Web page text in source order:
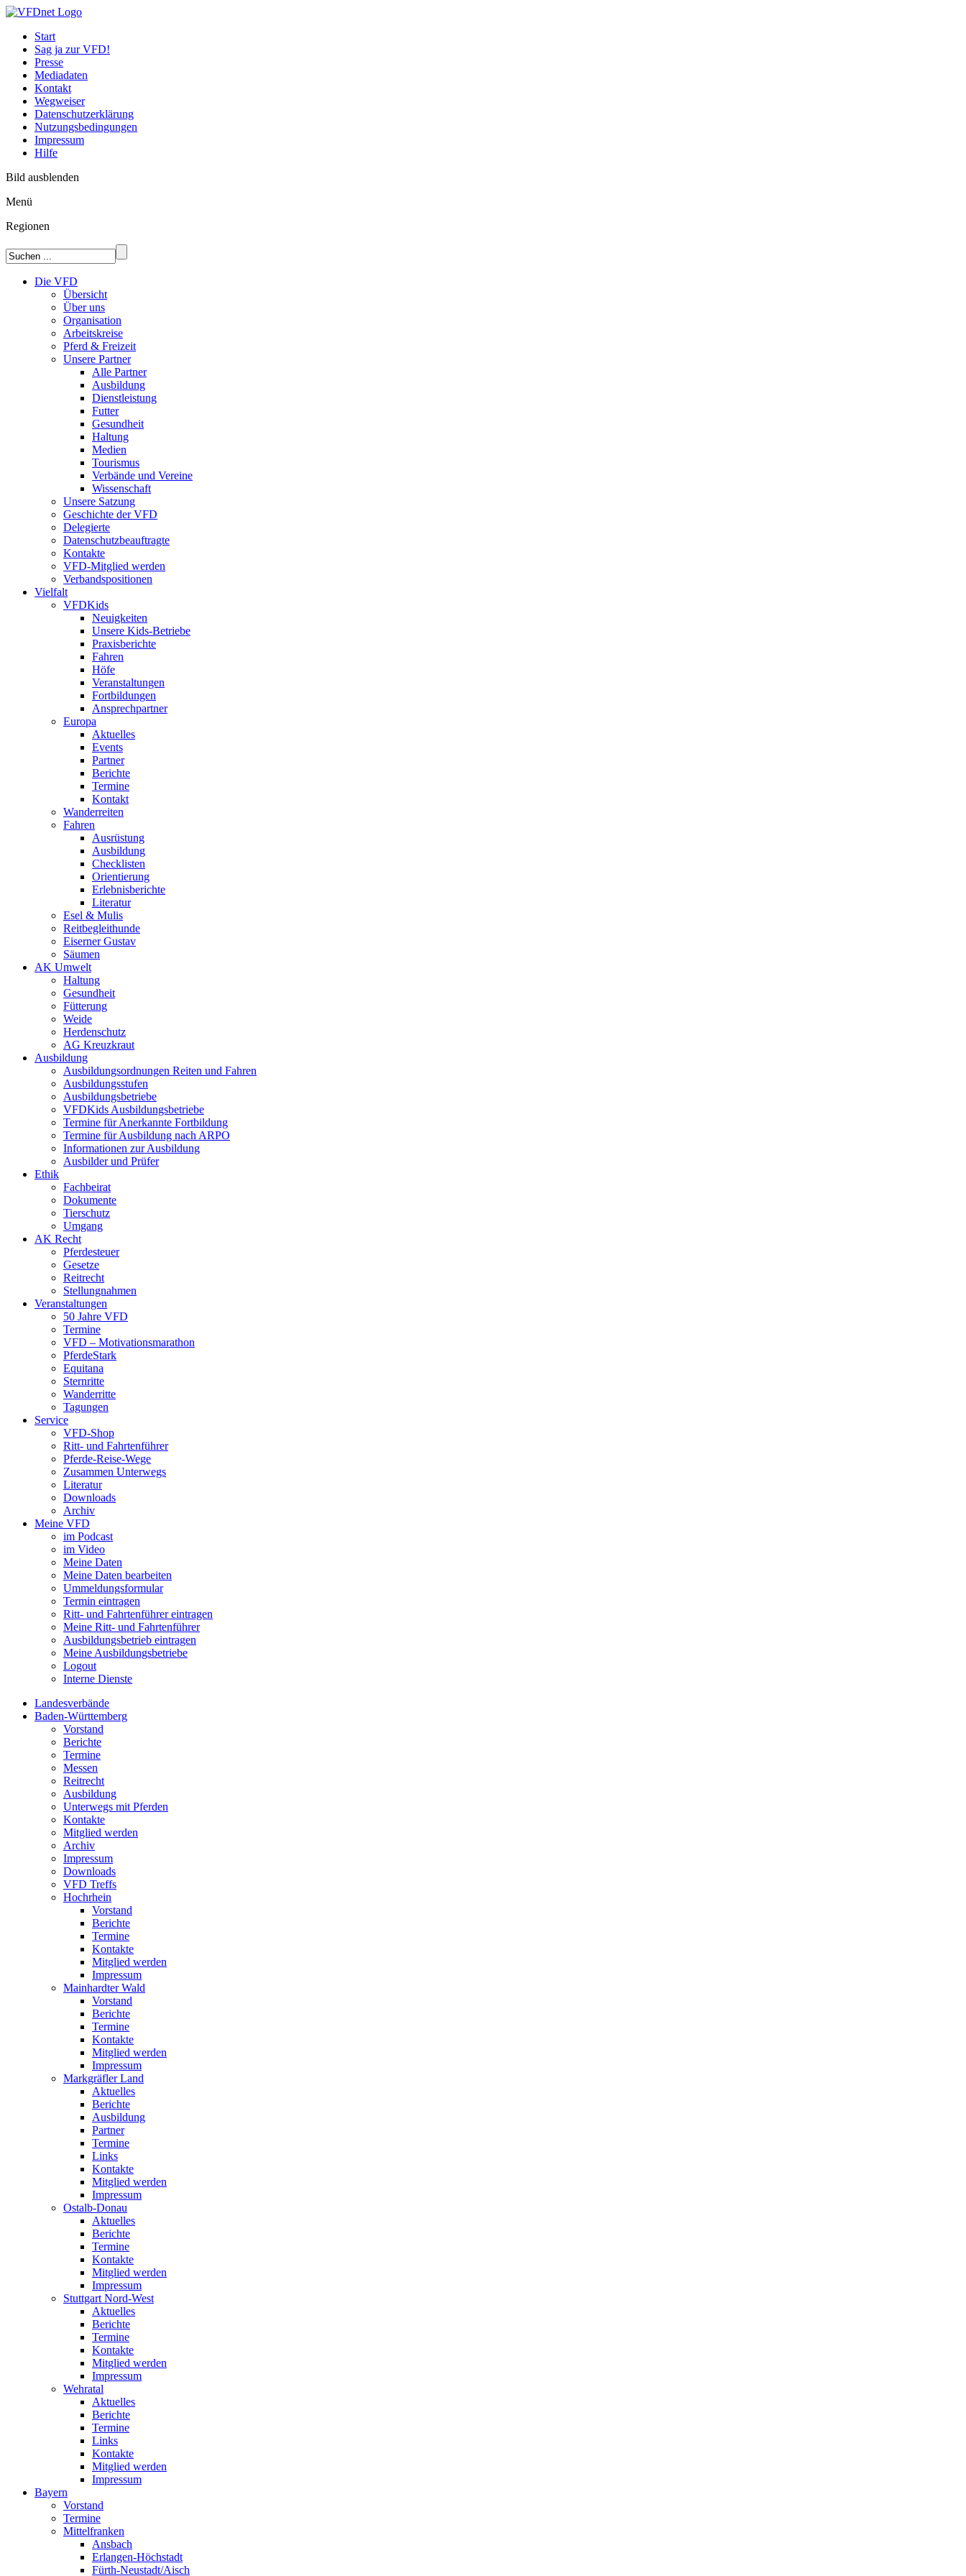
Start
Sag ja zur VFD!
Presse
Mediadaten
Kontakt
Wegweiser
Datenschutzerklärung
Nutzungsbedingungen
Impressum
Hilfe
Bild ausblenden
Menü
Regionen
Die VFD
Übersicht
Über uns
Organisation
Arbeitskreise
Pferd & Freizeit
Unsere Partner
Alle Partner
Ausbildung
Dienstleistung
Futter
Gesundheit
Haltung
Medien
Tourismus
Verbände und Vereine
Wissenschaft
Unsere Satzung
Geschichte der VFD
Delegierte
Datenschutzbeauftragte
Kontakte
VFD-Mitglied werden
Verbandspositionen
Vielfalt
VFDKids
Neuigkeiten
Unsere Kids-Betriebe
Praxisberichte
Fahren
Höfe
Veranstaltungen
Fortbildungen
Ansprechpartner
Europa
Aktuelles
Events
Partner
Berichte
Termine
Kontakt
Wanderreiten
Fahren
Ausrüstung
Ausbildung
Checklisten
Orientierung
Erlebnisberichte
Literatur
Esel & Mulis
Reitbegleithunde
Eiserner Gustav
Säumen
AK Umwelt
Haltung
Gesundheit
Fütterung
Weide
Herdenschutz
AG Kreuzkraut
Ausbildung
Ausbildungsordnungen Reiten und Fahren
Ausbildungsstufen
Ausbildungsbetriebe
VFDKids Ausbildungsbetriebe
Termine für Anerkannte Fortbildung
Termine für Ausbildung nach ARPO
Informationen zur Ausbildung
Ausbilder und Prüfer
Ethik
Fachbeirat
Dokumente
Tierschutz
Umgang
AK Recht
Pferdesteuer
Gesetze
Reitrecht
Stellungnahmen
Veranstaltungen
50 Jahre VFD
Termine
VFD – Motivationsmarathon
PferdeStark
Equitana
Sternritte
Wanderritte
Tagungen
Service
VFD-Shop
Ritt- und Fahrtenführer
Pferde-Reise-Wege
Zusammen Unterwegs
Literatur
Downloads
Archiv
Meine VFD
im Podcast
im Video
Meine Daten
Meine Daten bearbeiten
Ummeldungsformular
Termin eintragen
Ritt- und Fahrtenführer eintragen
Meine Ritt- und Fahrtenführer
Ausbildungsbetrieb eintragen
Meine Ausbildungsbetriebe
Logout
Interne Dienste
Landesverbände
Baden-Württemberg
Vorstand
Berichte
Termine
Messen
Reitrecht
Ausbildung
Unterwegs mit Pferden
Kontakte
Mitglied werden
Archiv
Impressum
Downloads
VFD Treffs
Hochrhein
Vorstand
Berichte
Termine
Kontakte
Mitglied werden
Impressum
Mainhardter Wald
Vorstand
Berichte
Termine
Kontakte
Mitglied werden
Impressum
Markgräfler Land
Aktuelles
Berichte
Ausbildung
Partner
Termine
Links
Kontakte
Mitglied werden
Impressum
Ostalb-Donau
Aktuelles
Berichte
Termine
Kontakte
Mitglied werden
Impressum
Stuttgart Nord-West
Aktuelles
Berichte
Termine
Kontakte
Mitglied werden
Impressum
Wehratal
Aktuelles
Berichte
Termine
Links
Kontakte
Mitglied werden
Impressum
Bayern
Vorstand
Termine
Mittelfranken
Ansbach
Erlangen-Höchstadt
Fürth-Neustadt/Aisch